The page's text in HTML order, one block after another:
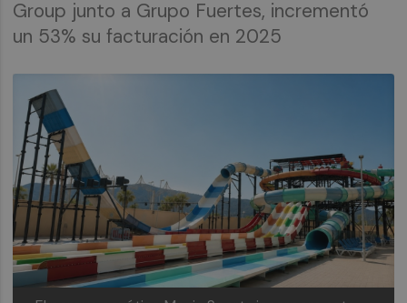
Group junto a Grupo Fuertes, incrementó
un 53% su facturación en 2025